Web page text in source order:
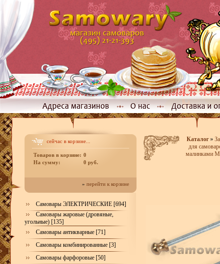
сейчас в корзине...
Товаров в корзине: 0
На сумму:
0 руб.
» перейти к корзине
Самовары ЭЛЕКТРИЧЕСКИЕ [694]
Самовары жаровые (дровяные,
угольные) [135]
Самовары антикварные [71]
Самовары комбинированные [3]
Самовары фарфоровые [50]
Каталог»
для
малинками